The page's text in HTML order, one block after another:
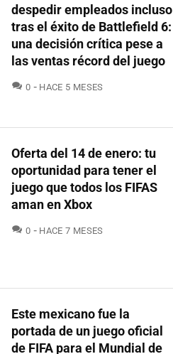
despedir empleados incluso
tras el éxito de Battlefield 6:
una decisión crítica pese a
las ventas récord del juego
0 COMENTARIOS
HACE 5 MESES
Oferta del 14 de enero: tu
oportunidad para tener el
juego que todos los FIFAS
aman en Xbox
0 COMENTARIOS
HACE 7 MESES
Este mexicano fue la
portada de un juego oficial
de FIFA para el Mundial de